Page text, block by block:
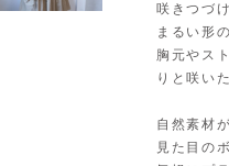
咲きつづ
まるい形
胸元やス
りと咲い
自然素材
見た目の